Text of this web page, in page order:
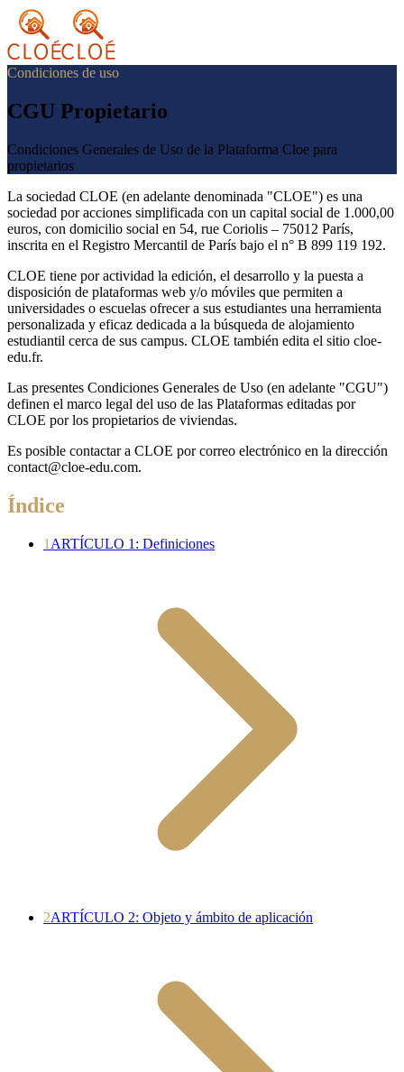
Condiciones de uso
CGU Propietario
Condiciones Generales de Uso de la Plataforma Cloe para
propietarios
La sociedad CLOE (en adelante denominada "CLOE") es una
sociedad por acciones simplificada con un capital social de 1.000,00
euros, con domicilio social en 54, rue Coriolis – 75012 París,
inscrita en el Registro Mercantil de París bajo el n° B 899 119 192.
CLOE tiene por actividad la edición, el desarrollo y la puesta a
disposición de plataformas web y/o móviles que permiten a
universidades o escuelas ofrecer a sus estudiantes una herramienta
personalizada y eficaz dedicada a la búsqueda de alojamiento
estudiantil cerca de sus campus. CLOE también edita el sitio cloe-
edu.fr.
Las presentes Condiciones Generales de Uso (en adelante "CGU")
definen el marco legal del uso de las Plataformas editadas por
CLOE por los propietarios de viviendas.
Es posible contactar a CLOE por correo electrónico en la dirección
contact@cloe-edu.com.
Índice
1 ARTÍCULO 1: Definiciones
2ARTÍCULO 2: Objeto y ámbito de aplicación